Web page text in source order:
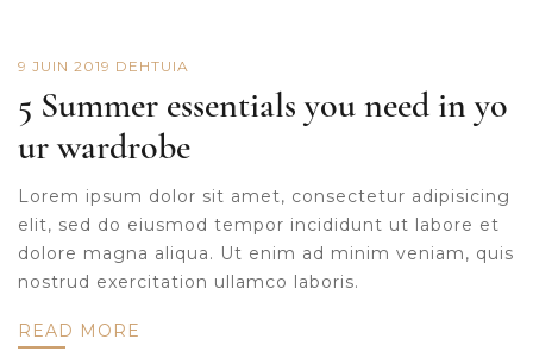
9 JUIN 2019 DE HTUIA
5 Summer essentials you need in yo
ur wardrobe
Lorem ipsum dolor sit amet, consectetur adipisicing
elit, sed do eiusmod tempor incididunt ut labore et
dolore magna aliqua. Ut enim ad minim veniam, quis
nostrud exercitation ullamco laboris.
READ MORE